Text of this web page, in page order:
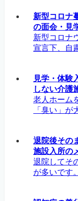
新型コロナ
の面会・見
新型コロナ
宣言下、自
見学・体験
しない介護
老人ホーム
「臭い」が
退院後その
施設入所の
退院してそ
が多いです